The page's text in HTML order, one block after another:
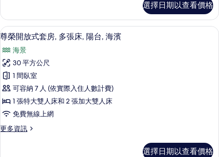
張
床,
陽
台,
海
濱
的
所
有
相
開
放
式
套
房,
多
張
床,
陽
台,
海
濱
詳
選擇日期以查看價格
顯
示
尊
榮
開
放
式
房,
尊榮開放式套房, 多張床, 陽台, 海濱 |
9
尊榮開放式套房, 多張床, 陽台, 海濱
海景
30 平方公尺
1 間臥室
可容納 7 人 (依實際入住人數計費)
1 張特大雙人床和 2 張加大雙人床
免費無線上網
更多資訊
更
選擇日期以查看價格